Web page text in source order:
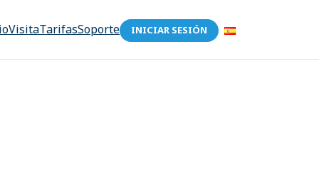
VisitaTarifasSoporte INICIAR SESIÓN